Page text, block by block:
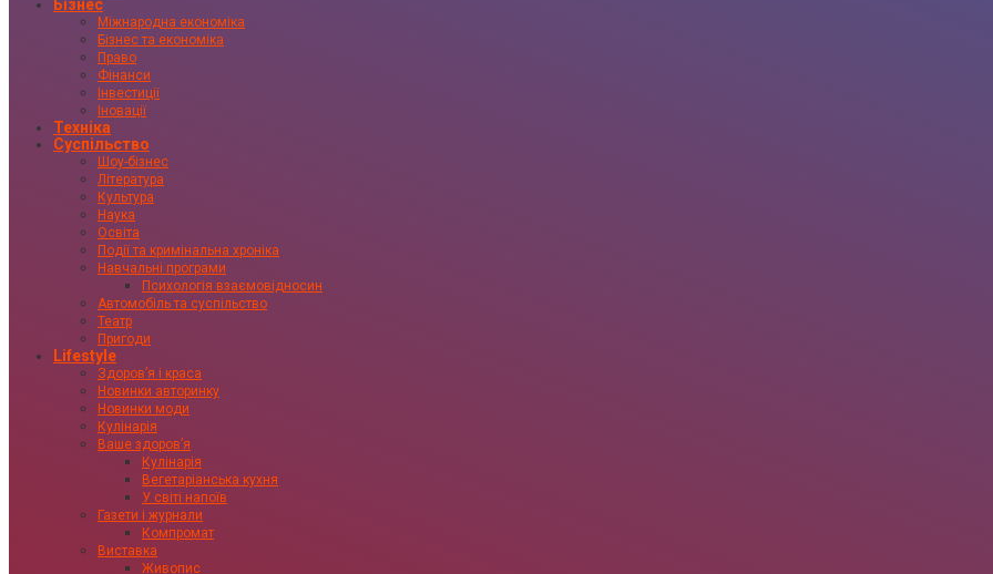
Бізнес
Міжнародна економіка
Бізнес та економіка
Право
Фінанси
Інвестиції
Іновації
Техніка
Суспільство
Шоу-бізнес
Література
Культура
Наука
Освіта
Події та кримінальна хроніка
Навчальні програми
Психологія взаємовідносин
Автомобіль та суспільство
Театр
Пригоди
Lifestyle
Здоровʼя і краса
Новинки авторинку
Новинки моди
Кулінарія
Ваше здоровʼя
Кулінарія
Вегетаріанська кухня
У світі напоїв
Газети і журнали
Компромат
Виставка
Живопис